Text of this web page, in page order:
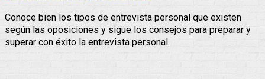
Conoce bien los tipos de entrevista personal que existen
según las oposiciones y sigue los consejos para preparar y
superar con éxito la entrevista personal.